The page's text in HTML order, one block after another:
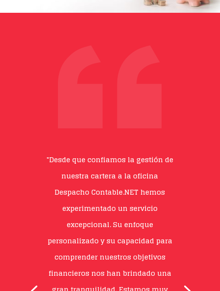
"La planificación patrimonial que
recibimos del Despacho
Contable.NET ha sido fundamental
para asegurar el bienestar
financiero de nuestra familia. Su
equipo nos brindó orientación
experta y nos ayudó a desarrollar